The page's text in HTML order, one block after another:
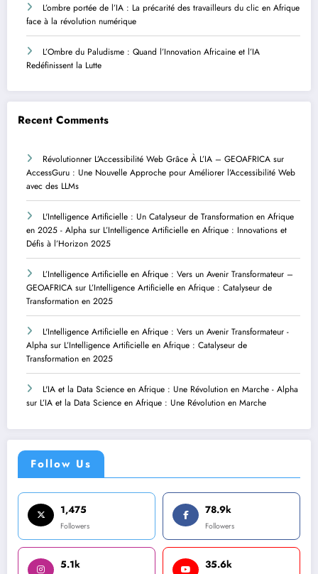
L’ombre portée de l’IA : La précarité des travailleurs du clic en Afrique
face à la révolution numérique
L’Ombre du Paludisme : Quand l’Innovation Africaine et l’IA
Redéfinissent la Lutte
Recent Comments
Révolutionner L’Accessibilité Web Grâce À L’IA – GEOAFRICA sur
AccessGuru : Une Nouvelle Approche pour Améliorer l’Accessibilité Web
avec des LLMs
L'Intelligence Artificielle : Un Catalyseur de Transformation en Afrique
en 2025 - Alpha sur L’Intelligence Artificielle en Afrique : Innovations et
Défis à l’Horizon 2025
L’Intelligence Artificielle en Afrique : Vers un Avenir Transformateur –
GEOAFRICA sur L’Intelligence Artificielle en Afrique : Catalyseur de
Transformation en 2025
L'Intelligence Artificielle en Afrique : Vers un Avenir Transformateur -
Alpha sur L’Intelligence Artificielle en Afrique : Catalyseur de
Transformation en 2025
L'IA et la Data Science en Afrique : Une Révolution en Marche - Alpha
sur L’IA et la Data Science en Afrique : Une Révolution en Marche
Follow Us
1,475
Followers
78.9k
Followers
5.1k 35.6k